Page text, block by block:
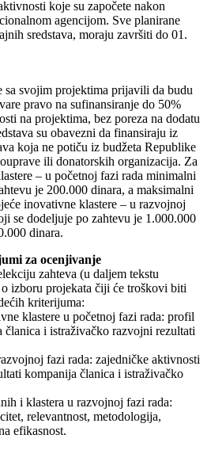
koje su započete nakon
agencijom. Sve planirane
sredstava, moraju završiti do 01.
svojim projektima prijavili da budu
pravo na sufinansiranje do 50%
na projektima, bez poreza na dodatu
su obavezni da finansiraju iz
koja ne potiču iz budžeta Republike
ili donatorskih organizacija. Za
– u početnoj fazi rada minimalni
je 200.000 dinara, a maksimalni
inovativne klastere – u razvojnoj
se dodeljuje po zahtevu je 1.000.000
dinara.
za ocenjivanje
zahteva (u daljem tekstu
izboru projekata čiji će troškovi biti
kriterijuma:
klastere u početnoj fazi rada: profil
članica i istraživačko razvojni rezultati
fazi rada: zajedničke aktivnosti
kompanija članica i istraživačko
i klastera u razvojnoj fazi rada:
relevantnost, metodologija,
efikasnost.